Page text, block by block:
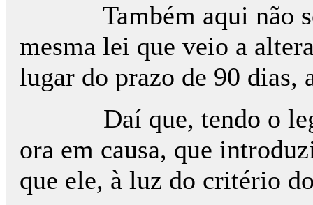
Também aqui não se
mesma lei que veio a
lugar do prazo de 90 dias,
Daí que, tendo o
ora em causa, que
que ele, à luz do critério